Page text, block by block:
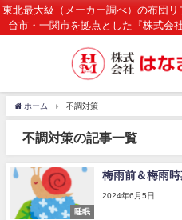
東北最大級（メーカー調べ）の布団
台市・一関市を拠点とした『株式会
ホーム 不調対策
不調対策の記事一覧
睡眠
梅雨前＆梅雨
2024年6月5日